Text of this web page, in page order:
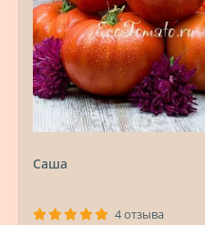
Саша
4 отзыва